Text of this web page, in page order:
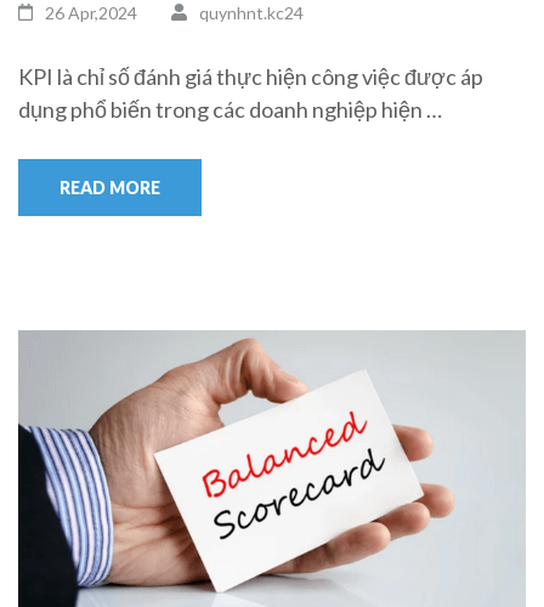
26 Apr,2024 quynhnt.kc24
KPI là chỉ số đánh giá thực hiện công việc được áp
dụng phổ biến trong các doanh nghiệp hiện …
READ MORE